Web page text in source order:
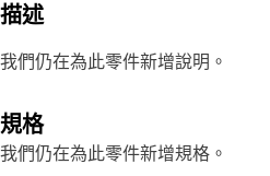
描述
我們仍在為此零件新增說明。
規格
我們仍在為此零件新增規格。